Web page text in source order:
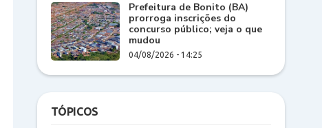
Prefeitura de Bonito (BA)
prorroga inscrições do
concurso público; veja o que
mudou
04/08/2026 - 14:25
TÓPICOS